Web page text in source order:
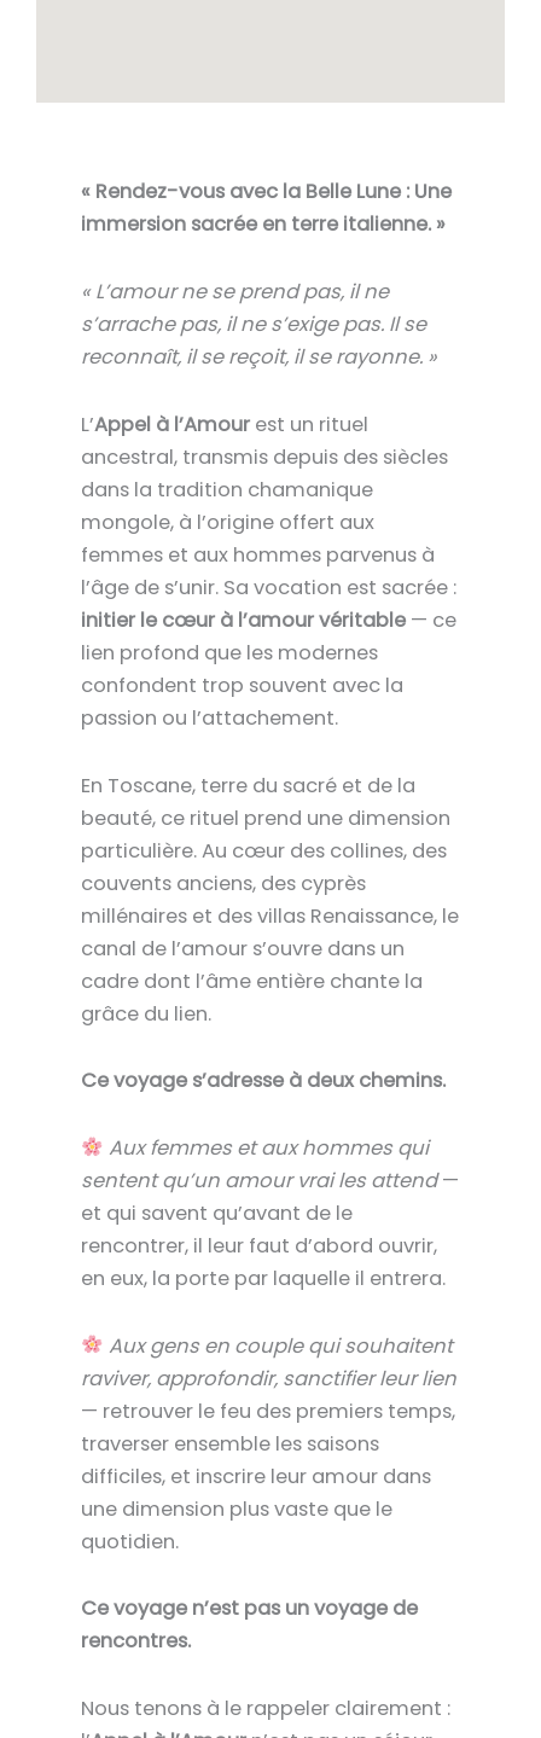
« Rendez-vous avec la Belle Lune : Une
immersion sacrée en terre italienne. »
« L’amour ne se prend pas, il ne
s’arrache pas, il ne s’exige pas. Il se
reconnaît, il se reçoit, il se rayonne. »
L’Appel à l’Amour est un rituel
ancestral, transmis depuis des siècles
dans la tradition chamanique
mongole, à l’origine offert aux
femmes et aux hommes parvenus à
l’âge de s’unir. Sa vocation est sacrée :
initier le cœur à l’amour véritable — ce
lien profond que les modernes
confondent trop souvent avec la
passion ou l’attachement.
En Toscane, terre du sacré et de la
beauté, ce rituel prend une dimension
particulière. Au cœur des collines, des
couvents anciens, des cyprès
millénaires et des villas Renaissance, le
canal de l’amour s’ouvre dans un
cadre dont l’âme entière chante la
grâce du lien.
Ce voyage s’adresse à deux chemins.
Aux femmes et aux hommes qui
sentent qu’un amour vrai les attend—
et qui savent qu’avant de le
rencontrer, il leur faut d’abord ouvrir,
en eux, la porte par laquelle il entrera.
Aux gens en couple qui souhaitent
raviver, approfondir, sanctifier leur lien
— retrouver le feu des premiers temps,
traverser ensemble les saisons
difficiles, et inscrire leur amour dans
une dimension plus vaste que le
quotidien.
Ce voyage n’est pas un voyage de
rencontres.
Nous tenons à le rappeler clairement :